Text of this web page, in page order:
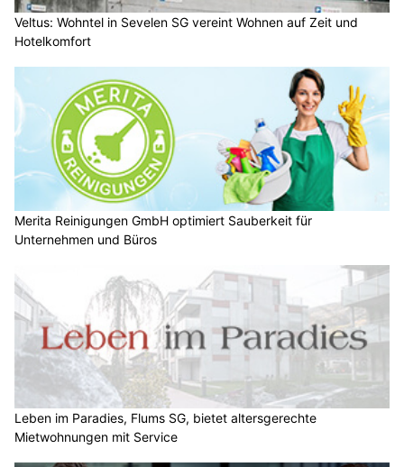
Veltus: Wohntel in Sevelen SG vereint Wohnen auf Zeit und
Hotelkomfort
Merita Reinigungen GmbH optimiert Sauberkeit für
Unternehmen und Büros
Leben im Paradies, Flums SG, bietet altersgerechte
Mietwohnungen mit Service